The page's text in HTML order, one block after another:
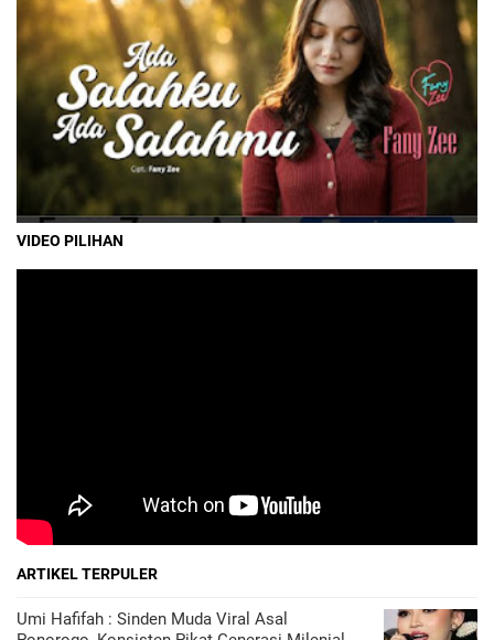
VIDEO PILIHAN
ARTIKEL TERPULER
Umi Hafifah : Sinden Muda Viral Asal